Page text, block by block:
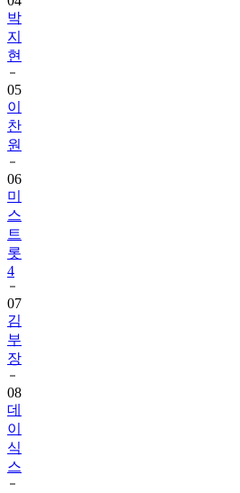
박
지
현
05
이
찬
원
06
미
스
트
롯
4
07
김
부
장
08
데
이
식
스